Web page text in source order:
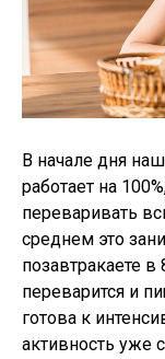
В начале дня
работает на
переваривать
среднем это
позавтракаете
переварится и
готова к
активность уже